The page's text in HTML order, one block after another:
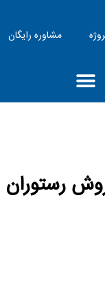
مشاوره رایگان
رستوران